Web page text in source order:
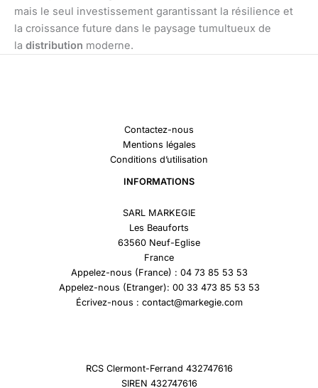
mais le seul investissement garantissant la résilience et
la croissance future dans le paysage tumultueux de
la distribution moderne.
Contactez-nous
Mentions légales
Conditions d’utilisation
INFORMATIONS
SARL MARKEGIE
Les Beauforts
63560 Neuf-Eglise
France
Appelez-nous (France) : 04 73 85 53 53
Appelez-nous (Etranger): 00 33 473 85 53 53
Écrivez-nous : contact@markegie.com
RCS Clermont-Ferrand 432747616
SIREN 432747616